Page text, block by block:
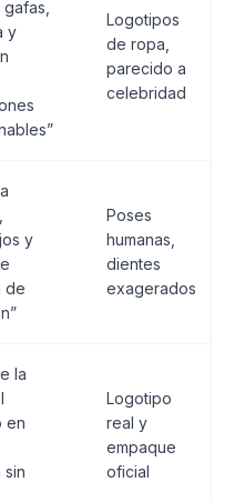
y
Logotipos
de ropa,
parecido a
celebridad
y
de
Poses
humanas,
dientes
exagerados
la
en
sin
Logotipo
real y
empaque
oficial